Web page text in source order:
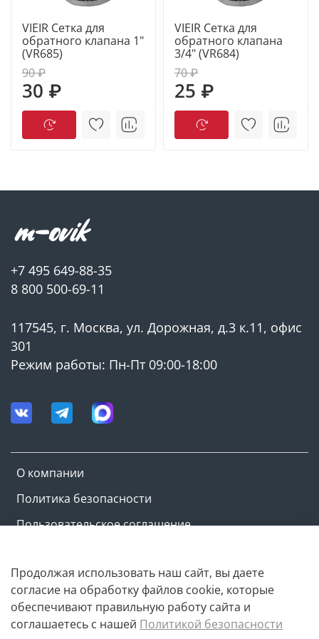
VIEIR Сетка для
обратного клапана 1"
(VR685)
90 ₽
30 ₽
VIEIR Сетка для
обратного клапана
3/4" (VR684)
70 ₽
25 ₽
О компании
Политика безопасности
Пользовательское соглашение
+7 495 649-88-35
8 800 500-69-11
117545, г. Москва, ул. Дорожная, д.3 к.11, офис
301
Режим работы: Пн-Пт 09:00-18:00
Copyright © M-ovik.ru. 2022-2026
Продолжая использовать наш сайт, вы даете
согласие на обработку файлов cookie, которые
обеспечивают правильную работу сайта и
соглашаетесь с нашей Политикой безопасности